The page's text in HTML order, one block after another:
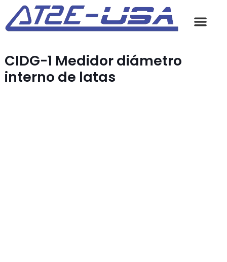
CIDG-1 Medidor diámetro
interno de latas